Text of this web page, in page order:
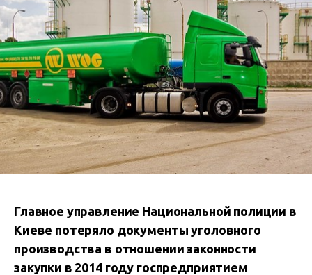
Главное управление Национальной полиции в
Киеве потеряло документы уголовного
производства в отношении законности
закупки в 2014 году госпредприятием